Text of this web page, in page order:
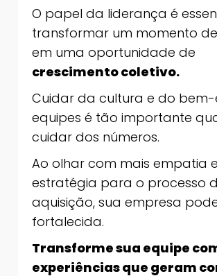
O papel da liderança é
transformar um momento
em uma oportunidade de
crescimento coletivo.
Cuidar da cultura e do
equipes é tão importante
cuidar dos números.
Ao olhar com mais empatia e
estratégia para o processo
aquisição, sua empresa
fortalecida.
Transforme sua equipe
experiências que geram